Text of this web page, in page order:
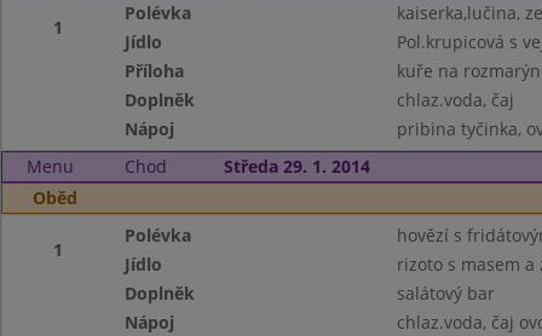
1
Polévka
kaiserka,lučina,
Jídlo
Pol.krupicová s
Příloha
kuře na
Doplněk
chlaz.voda, čaj
Nápoj
pribina tyčinka,
Menu
Chod
Středa 29. 1. 2014
Oběd
1
Polévka
hovězí s
Jídlo
rizoto s masem a
Doplněk
salátový bar
Nápoj
chlaz.voda, čaj